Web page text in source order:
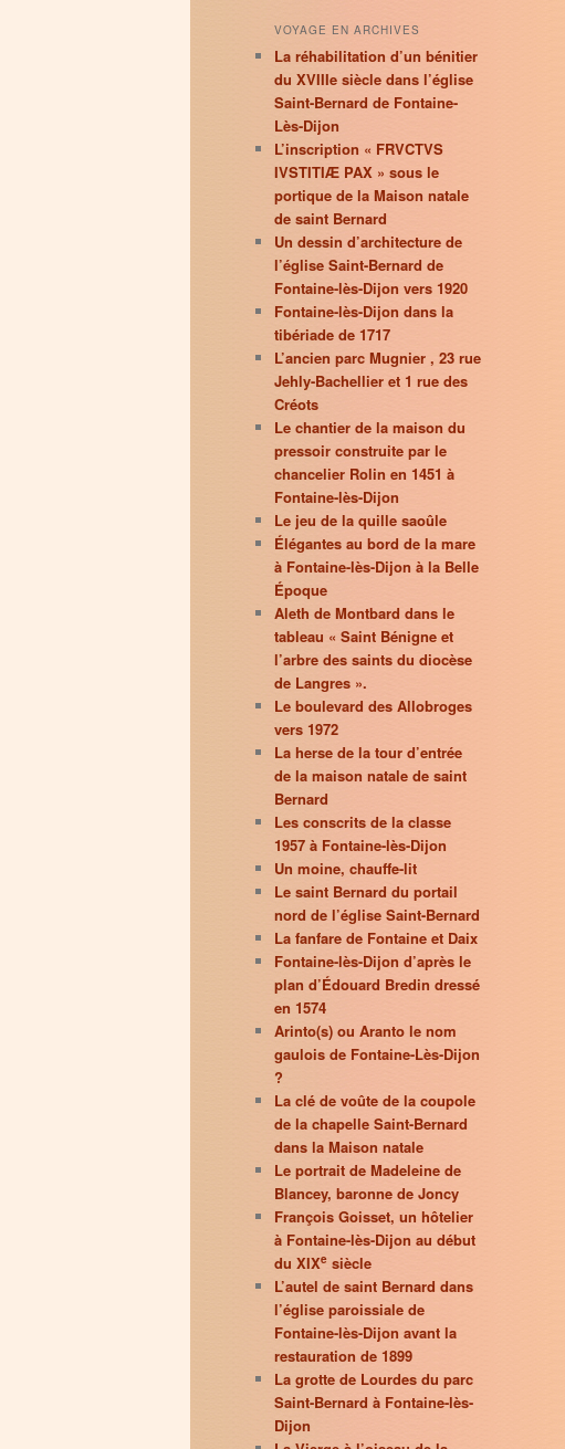
VOYAGE EN ARCHIVES
La réhabilitation d’un bénitier
du XVIIIe siècle dans l’église
Saint-Bernard de Fontaine-
Lès-Dijon
L’inscription « FRVCTVS
IVSTITIÆ PAX » sous le
portique de la Maison natale
de saint Bernard
Un dessin d’architecture de
l’église Saint-Bernard de
Fontaine-lès-Dijon vers 1920
Fontaine-lès-Dijon dans la
tibériade de 1717
L’ancien parc Mugnier , 23 rue
Jehly-Bachellier et 1 rue des
Créots
Le chantier de la maison du
pressoir construite par le
chancelier Rolin en 1451 à
Fontaine-lès-Dijon
Le jeu de la quille saoûle
Élégantes au bord de la mare
à Fontaine-lès-Dijon à la Belle
Époque
Aleth de Montbard dans le
tableau « Saint Bénigne et
l’arbre des saints du diocèse
de Langres ».
Le boulevard des Allobroges
vers 1972
La herse de la tour d’entrée
de la maison natale de saint
Bernard
Les conscrits de la classe
1957 à Fontaine-lès-Dijon
Un moine, chauffe-lit
Le saint Bernard du portail
nord de l’église Saint-Bernard
La fanfare de Fontaine et Daix
Fontaine-lès-Dijon d’après le
plan d’Édouard Bredin dressé
en 1574
Arinto(s) ou Aranto le nom
gaulois de Fontaine-Lès-Dijon
?
La clé de voûte de la coupole
de la chapelle Saint-Bernard
dans la Maison natale
Le portrait de Madeleine de
Blancey, baronne de Joncy
François Goisset, un hôtelier
à Fontaine-lès-Dijon au début
du XIXe siècle
L’autel de saint Bernard dans
l’église paroissiale de
Fontaine-lès-Dijon avant la
restauration de 1899
La grotte de Lourdes du parc
Saint-Bernard à Fontaine-lès-
Dijon